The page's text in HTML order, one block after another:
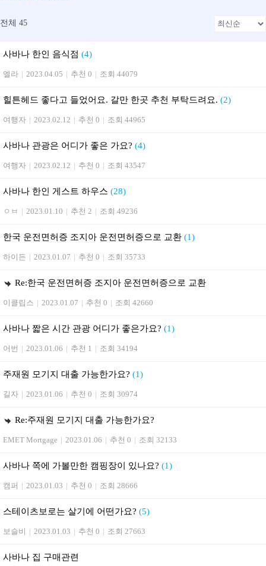
전체 45
사바나 한인 음식점 (4)
엘라 | 2023.04.05 | 추천 0 | 조회 44079
힐튼헤드 좋다고 들었어요. 갈만 한곳 추천 부탁드려요. (2)
여행자 | 2023.02.12 | 추천 0 | 조회 44965
사바나 관광은 어디가 좋은 가요? (4)
여행자 | 2023.02.12 | 추천 0 | 조회 43547
사바나 한인 게스트 하우스 (28)
ㅇㅂ | 2023.01.10 | 추천 2 | 조회 49236
한국 운전면허증 조지아 운전면허증으로 교환 (1)
하이든 | 2023.01.07 | 추천 0 | 조회 35733
Re:한국 운전면허증 조지아 운전면허증으로 교환
이클립스 | 2023.01.07 | 추천 0 | 조회 42660
사바나 짧은 시간 관광 어디가 좋은가요? (1)
어번 | 2023.01.06 | 추천 1 | 조회 34194
주재원 모기지 대출 가능한가요? (1)
길자 | 2023.01.06 | 추천 0 | 조회 30974
Re:주재원 모기지 대출 가능한가요?
EMET Mortgage | 2023.01.06 | 추천 0 | 조회 32133
사바나 쪽에 가볼만한 캠핑장이 있나요? (1)
캠퍼 | 2023.01.03 | 추천 0 | 조회 28666
스테이츠보로는 살기에 어떤가요? (5)
보슬비 | 2023.01.03 | 추천 0 | 조회 27663
사바나 집 구매관련